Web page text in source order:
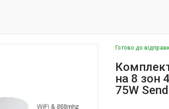
Готово до
на 8 зон
75W